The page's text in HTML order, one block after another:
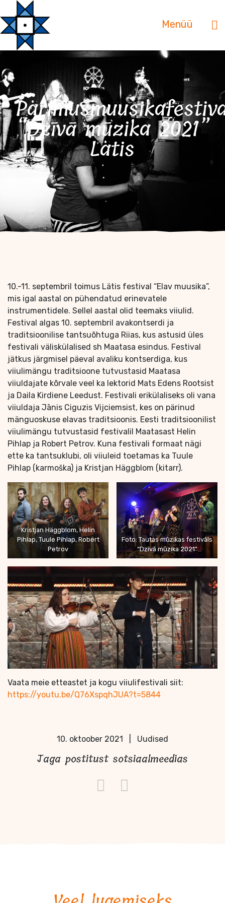
Menüü
Pärimusmuusikafestival
“Dzīvā mūzika 2021”
Lätis
10.-11. septembril toimus Lätis festival “Elav muusika”,
mis igal aastal on pühendatud erinevatele
instrumentidele. Sellel aastal olid teemaks viiulid.
Festival algas 10. septembril avakontserdi ja
traditsioonilise tantsuõhtuga Riias, kus astusid üles
festivali väliskülalised sh Maatasa esindus. Festival
jätkus järgmisel päeval avaliku kontserdiga, kus
viiulimängu traditsioone tutvustasid Maatasa
viiuldajate kõrvale veel ka lektorid Mats Edens Rootsist
ja Daila Kirdiene Leedust. Festivali erikülaliseks oli vana
viiuldaja Jānis Ciguzis Vijciemsist, kes on pärinud
mänguoskuse elavas traditsioonis. Eesti traditsioonilist
viiulimängu tutvustasid festivalil Maatasast Helin
Pihlap ja Robert Petrov. Kuna festivali formaat nägi
ette ka tantsuklubi, oli viiuleid toetamas ka Tuule
Pihlap (karmoška) ja Kristjan Häggblom (kitarr).
Kristjan Häggblom, Helin
Pihlap, Tuule Pihlap, Robert
Petrov
Foto: Tautas mūzikas festivāls
“Dzīvā mūzika 2021”
Vaata meie etteastet ja kogu viiulifestivali siit:
https://youtu.be/Q76XspqhJUA?t=5844
10. oktoober 2021 Uudised
Jaga postitust sotsiaalmeedias